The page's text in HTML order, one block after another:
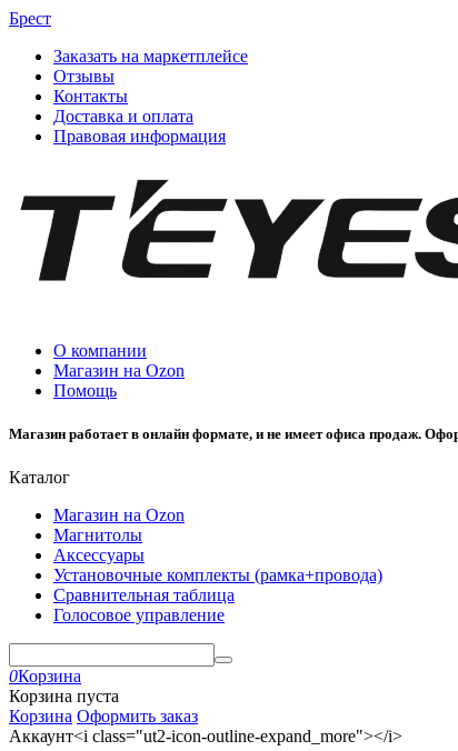
Брест
Заказать на маркетплейсе
Отзывы
Контакты
Доставка и оплата
Правовая информация
О компании
Магазин на Ozon
Помощь
Магазин работает в онлайн формате, и не имеет офиса продаж.
Каталог
Магазин на Ozon
Магнитолы
Аксессуары
Установочные комплекты (рамка+провода)
Сравнительная таблица
Голосовое управление
0Корзина
Корзина пуста
Корзина Оформить заказ
Аккаунт<i class="ut2-icon-outline-expand_more"></i>